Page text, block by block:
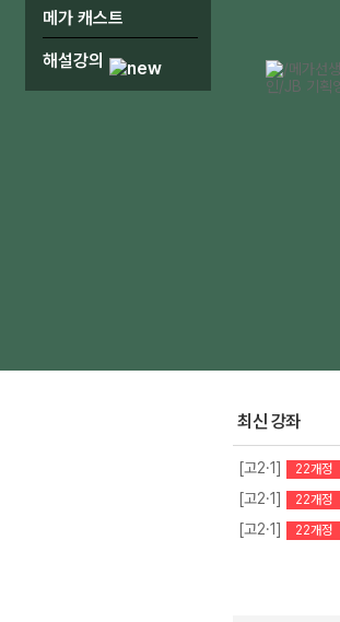
메가 캐스트
해설강의
최신 강좌
[고2·1] 22개정
[고2·1] 22개정
[고2·1] 22개정